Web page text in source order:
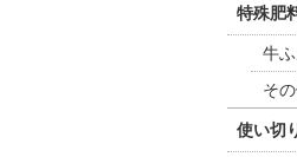
特殊肥
牛
そ
使い切